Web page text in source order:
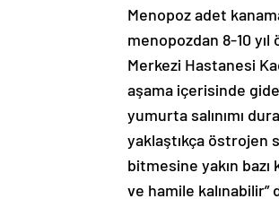
Menopoz adet
menopozdan 8-10
Merkezi Hastanesi
aşama içerisinde
yumurta salınımı
yaklaştıkça östrojen
bitmesine yakın
ve hamile kalınabilir”